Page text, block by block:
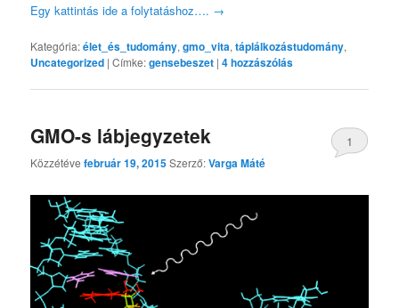
Egy kattintás ide a folytatáshoz…. →
Kategória:élet_és_tudomány,gmo_vita,táplálkozástudomány,
Uncategorized |Címke:gensebeszet |4hozzászólás
GMO-s lábjegyzetek
Közzétévefebruár 19, 2015Szerző:Varga Máté
1